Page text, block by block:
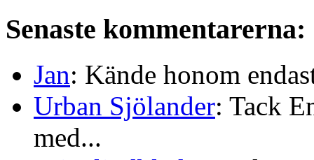
Senaste kommentarerna:
Jan: Kände honom
Urban Sjölander: Tack
med...